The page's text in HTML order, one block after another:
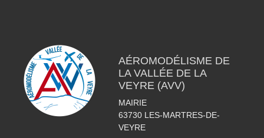
AÉROMODÉLISME DE
LA VALLÉE DE LA
VEYRE (AVV)
MAIRIE
63730 LES-MARTRES-DE-
VEYRE